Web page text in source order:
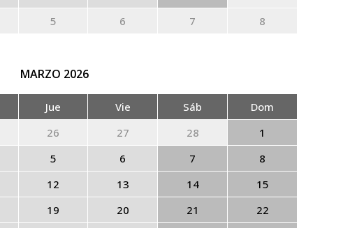
5 6 7 8
MARZO 2026
Jue Vie Sáb
Dom
26 27 28
1
5 6 7
8
12 13 14
15
19 20 21
22